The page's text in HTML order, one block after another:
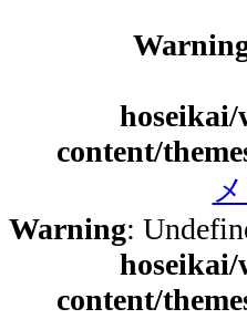
content/
Warning:
content/